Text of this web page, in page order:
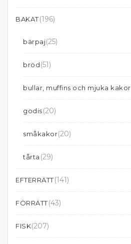
BAKAT(196)
bärpaj(25)
bröd(51)
bullar, muffins och mjuka kakor
godis(20)
småkakor(20)
tårta (29)
EFTERRÄTT(141)
FÖRRÄTT(43)
FISK(207)